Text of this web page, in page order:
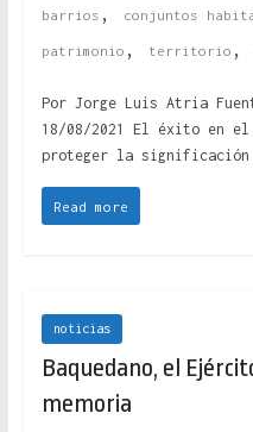
barrios , conjuntos
patrimonio , territorio ,
Por Jorge Luis Atria
18/08/2021 El éxito en
proteger la significación
Read more
noticias
Baquedano, el
memoria